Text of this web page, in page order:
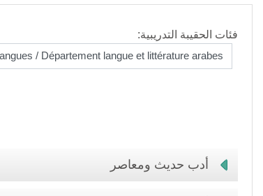
فئات الحقيبة التدريبية:
أدب حديث ومعاصر